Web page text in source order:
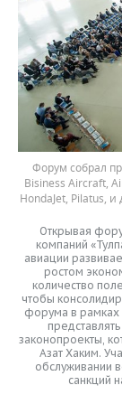
Форум собрал
Bisiness Aircraft,
HondaJet, Pilatus, и
Открывая
компаний
авиации
ростом
количество
чтобы
форума в рамках
законопроекты,
Азат Хаким.
обслуживании
санкций